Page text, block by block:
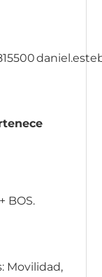
BOS.
Movilidad,